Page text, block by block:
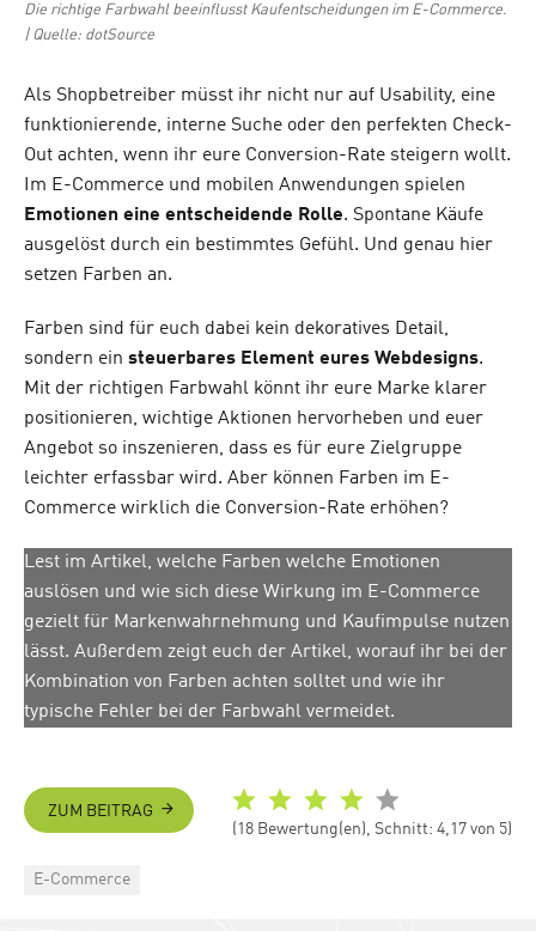
Die richtige Farbwahl beeinflusst Kaufentscheidungen im E-Commerce.
| Quelle: dotSource
Als Shopbetreiber müsst ihr nicht nur auf Usability, eine
funktionierende, interne Suche oder den perfekten Check-
Out achten, wenn ihr eure Conversion-Rate steigern wollt.
Im E-Commerce und mobilen Anwendungen spielen
Emotionen eine entscheidende Rolle. Spontane Käufe
ausgelöst durch ein bestimmtes Gefühl. Und genau hier
setzen Farben an.
Farben sind für euch dabei kein dekoratives Detail,
sondern ein steuerbares Element eures Webdesigns.
Mit der richtigen Farbwahl könnt ihr eure Marke klarer
positionieren, wichtige Aktionen hervorheben und euer
Angebot so inszenieren, dass es für eure Zielgruppe
leichter erfassbar wird. Aber können Farben im E-
Commerce wirklich die Conversion-Rate erhöhen?
Lest im Artikel, welche Farben welche Emotionen
auslösen und wie sich diese Wirkung im E-Commerce
gezielt für Markenwahrnehmung und Kaufimpulse nutzen
lässt. Außerdem zeigt euch der Artikel, worauf ihr bei der
Kombination von Farben achten solltet und wie ihr
typische Fehler bei der Farbwahl vermeidet.
ZUM BEITRAG
(18 Bewertung(en), Schnitt: 4,17 von 5)
Categories
E-Commerce